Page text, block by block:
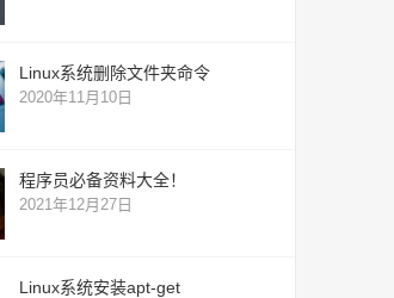
Linux系统删除文件夹命令
2020年11月10日
程序员必备资料大全！
2021年12月27日
Linux系统安装apt-get